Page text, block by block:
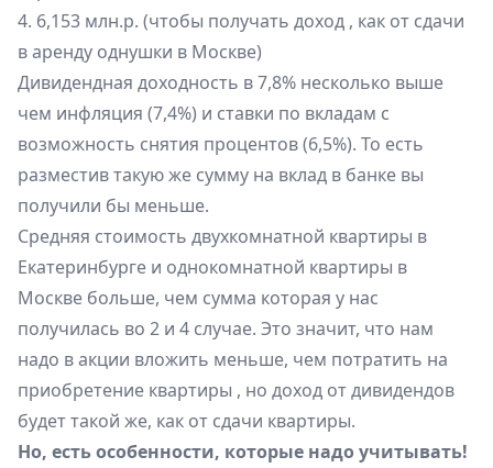
4. 6,153 млн.р. (чтобы получать доход , как от сдачи
в аренду однушки в Москве)
Дивидендная доходность в 7,8% несколько выше
чем инфляция (7,4%) и ставки по вкладам с
возможность снятия процентов (6,5%). То есть
разместив такую же сумму на вклад в банке вы
получили бы меньше.
Средняя стоимость двухкомнатной квартиры в
Екатеринбурге и однокомнатной квартиры в
Москве больше, чем сумма которая у нас
получилась во 2 и 4 случае. Это значит, что нам
надо в акции вложить меньше, чем потратить на
приобретение квартиры , но доход от дивидендов
будет такой же, как от сдачи квартиры.
Но, есть особенности, которые надо учитывать!